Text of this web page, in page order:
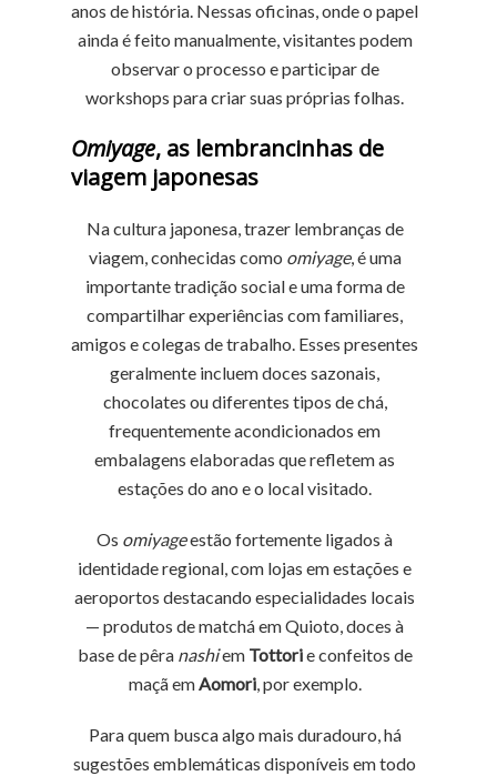
anos de história. Nessas oficinas, onde o papel
ainda é feito manualmente, visitantes podem
observar o processo e participar de
workshops para criar suas próprias folhas.
Omiyage, as lembrancinhas de
viagem japonesas
Na cultura japonesa, trazer lembranças de
viagem, conhecidas como omiyage, é uma
importante tradição social e uma forma de
compartilhar experiências com familiares,
amigos e colegas de trabalho. Esses presentes
geralmente incluem doces sazonais,
chocolates ou diferentes tipos de chá,
frequentemente acondicionados em
embalagens elaboradas que refletem as
estações do ano e o local visitado.
Os omiyageestão fortemente ligados à
identidade regional, com lojas em estações e
aeroportos destacando especialidades locais
— produtos de matchá em Quioto, doces à
base de pêra nashiem Tottorie confeitos de
maçã emAomori, por exemplo.
Para quem busca algo mais duradouro, há
sugestões emblemáticas disponíveis em todo